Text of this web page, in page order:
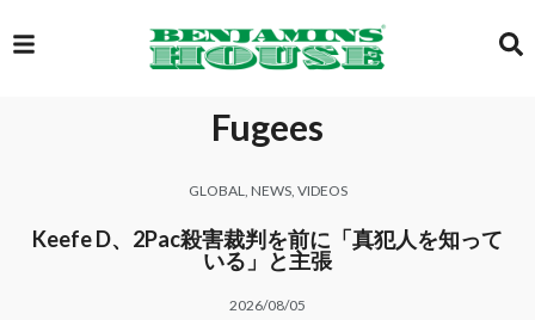
EXCLUSIVE
GLOBAL
Fugees
GLOBAL NEWS, VIDEOS
Keefe D、2Pac殺害裁判を前に「真犯人を知って
いる」と主張
2026/08/05